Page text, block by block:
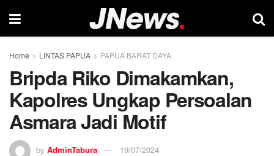
Home LINTAS PAPUA PAPUA BARAT DAYA
Bripda Riko Dimakamkan,
Kapolres Ungkap Persoalan
Asmara Jadi Motif
by AdminTabura 19/07/2024